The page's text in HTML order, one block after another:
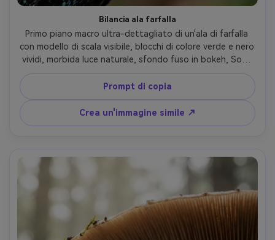
Bilancia ala farfalla
Primo piano macro ultra-dettagliato di un'ala di farfalla
con modello di scala visibile, blocchi di colore verde e nero
vividi, morbida luce naturale, sfondo fuso in bokeh, Sony
A7R V, macro 90mm, f/5, scale taglienti, trama realistica,
fotografia macro natura ad alta risoluzione-AR 4:5
Prompt di copia
Crea un'immagine simile ↗